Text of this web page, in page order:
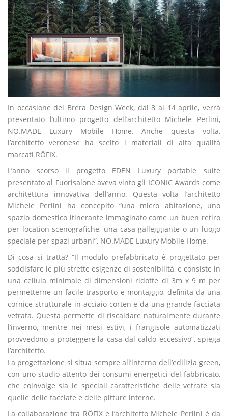
In occasione del Brera Design Week, dal 8 al 14 aprile, verrà
presentato l’ultimo progetto dell’architetto Michele Perlini,
NO.MADE Luxury Mobile Home. Anche questa volta,
l’architetto veronese ha scelto i materiali di alta qualità
marcati RÖFIX.
L’anno scorso il progetto EDEN Luxury portable suite
presentato al Fuorisalone aveva vinto gli ICONIC Awards come
architettura innovativa dell’anno. Questa volta l’architetto
Michele Perlini ha concepito “una micro abitazione, uno
spazio domestico itinerante immaginato come un buen retiro
per location scenografiche, una casa galleggiante o un luogo
speciale per spazi urbani”, NO.MADE Luxury Mobile Home.
Di cosa si tratta? “Il modulo prefabbricato è progettato per
soddisfare le più strette esigenze di sostenibilità, e consiste in
una cellula minimale di dimensioni ridotte di 3m x 9 m per
permetterne un facile trasporto e montaggio, definita da una
cornice strutturale in acciaio corten e da una grande facciata
vetrata. Questa permette di riscaldare naturalmente durante
l’inverno, mentre nei mesi estivi, i frangisole automatizzati
provvedono a proteggere la casa dal caldo eccessivo”, spiega
l’architetto.
La progettazione si situa sempre all’interno dell’edilizia green,
con uno studio attento dei consumi energetici del fabbricato,
che coinvolge sia le speciali caratteristiche delle vetrate sia
quelle delle facciate e delle pitture interne.
La collaborazione tra RÖFIX e l’architetto Michele Perlini è da